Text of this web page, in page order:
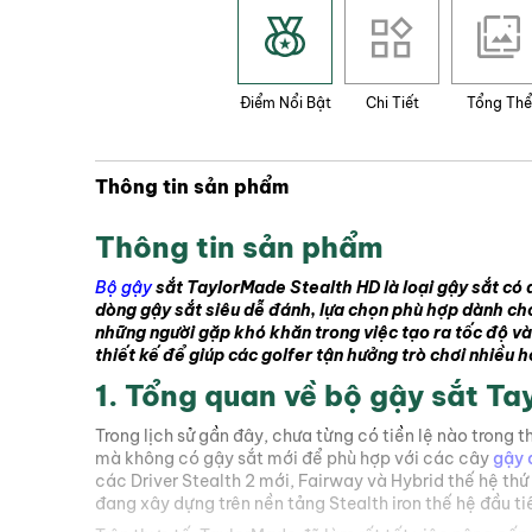
Điểm Nổi Bật Chi Tiết Tổng Thể
Thông tin sản phẩm
Thông tin sản phẩm
Bộ gậysắt TaylorMade Stealth HD là loại gậy sắt có
dòng gậy sắt siêu dễ đánh, lựa chọn phù hợp dành
những người gặp khó khăn trong việc tạo ra tốc độ
thiết kế để giúp các golfer tận hưởng trò chơi nhiều
1. Tổng quan về bộ gậy sắt
Trong lịch sử gần đây, chưa từng có tiền lệ nào trong
mà không có gậy sắt mới để phù hợp với các cây gậy
các Driver Stealth 2 mới, Fairway và Hybrid thế hệ
đang xây dựng trên nền tảng Stealth iron thế hệ đầu
kiếm sự ổn định hơn nữa trên Bộ
2.1. Về thiết kế
Trong nhiều năm, TaylorMade đã
và thường có độ loft cao hơn một
Cấu hình mới này nông hơn, thân
Stealth HD mới cũng sẽ là loại gậy
Irons Stealth HD mới có bề mặt
hơn, ngoài ra còn có đế stepped,
TaylorMade tin rằng những người
cấp độ duy nhất của sole, vì vậy
Nhìn chung, về thiết kế và thẩm
game improvement thông thường.
address, người chơi dễ đang nhận
(offset) tốt cho những người chơi
vẻ như Irons Stealth HD trông